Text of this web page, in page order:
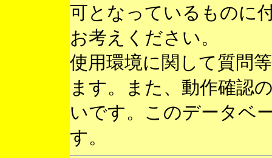
可となっているものに
お考えください。
使用環境に関して質問
ます。また、動作確認
いです。このデータベ
す。